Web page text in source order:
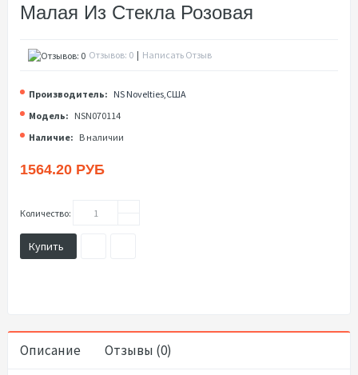
Малая Из Стекла Розовая
Отзывов: 0 | Написать Отзыв
Производитель: NS Novelties,США
Модель: NSN070114
Наличие: В наличии
1564.20 РУБ
Количество:
Купить
Описание Отзывы (0)